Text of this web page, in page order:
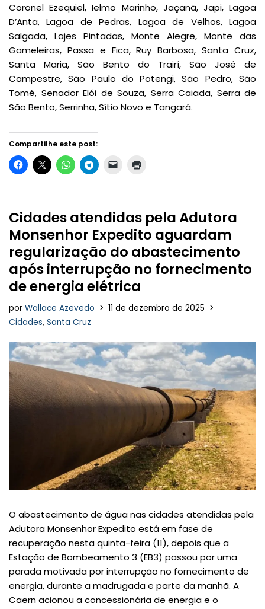
Coronel Ezequiel, Ielmo Marinho, Jaçanã, Japi, Lagoa
D’Anta, Lagoa de Pedras, Lagoa de Velhos, Lagoa
Salgada, Lajes Pintadas, Monte Alegre, Monte das
Gameleiras, Passa e Fica, Ruy Barbosa, Santa Cruz,
Santa Maria, São Bento do Trairí, São José de
Campestre, São Paulo do Potengi, São Pedro, São
Tomé, Senador Elói de Souza, Serra Caiada, Serra de
São Bento, Serrinha, Sítio Novo e Tangará.
Compartilhe este post:
Cidades atendidas pela Adutora
Monsenhor Expedito aguardam
regularização do abastecimento
após interrupção no fornecimento
de energia elétrica
por Wallace Azevedo
11 de dezembro de 2025
Cidades, Santa Cruz
O abastecimento de água nas cidades atendidas pela
Adutora Monsenhor Expedito está em fase de
recuperação nesta quinta-feira (11), depois que a
Estação de Bombeamento 3 (EB3) passou por uma
parada motivada por interrupção no fornecimento de
energia, durante a madrugada e parte da manhã. A
Caern acionou a concessionária de energia e o